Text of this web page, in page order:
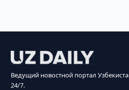
Ведущий новостной портал
24/7.